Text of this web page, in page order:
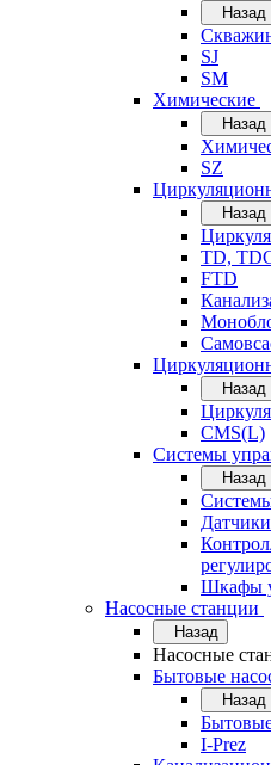
Назад
SJ
SM
Химические
Назад
SZ
Назад
TD,
FTD
Назад
CMS(L)
Системы
Назад
Шкафы
Насосные станции
Назад
Насосные
Бытовые
Назад
I-Prez